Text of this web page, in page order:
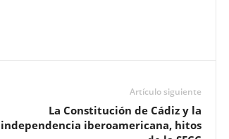
Artículo siguiente
La Constitución de Cádiz y la
independencia iberoamericana, hitos